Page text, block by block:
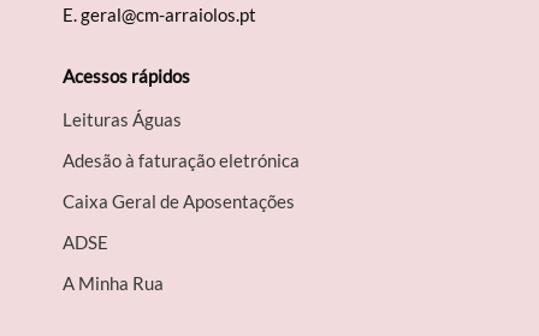
E.geral@cm-arraiolos.pt
Acessos rápidos
Leituras Águas
Adesão à faturação eletrónica
Caixa Geral de Aposentações
A​DSE
A Minha Rua